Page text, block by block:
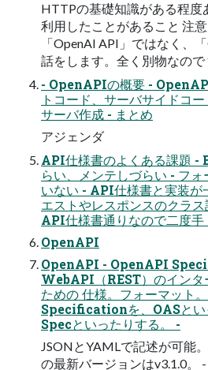
HTTPの基礎知識がある程度
利用したことがあること 注
「OpenAI API」ではなく、
話をします。全く別物なので
- OpenAPIの概要 -
トコード、サーバサイドコ
サーバ作成 - まとめ
アジェンダ
API仕様書のよくある課題 -
らい、メンテしづらい - フ
いない - API仕様書と実装が
エストやレスポンスのクラ
API仕様書通りなので二度手
OpenAPI
OpenAPI - OpenAPI
WebAPI（REST）のインタ
ための 仕様。フォーマット
Specificationを、OASと
Specといったりする。 -
JSONとYAMLで記述が可能
の最新バージョンはv3.1.0。